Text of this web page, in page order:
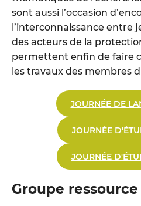
sont aussi l’occasion
l’interconnaissance entre
des acteurs de la
permettent enfin de faire
les travaux des membres
JOURNÉE DE
JOURNÉE
JOURNÉE
Groupe ressource